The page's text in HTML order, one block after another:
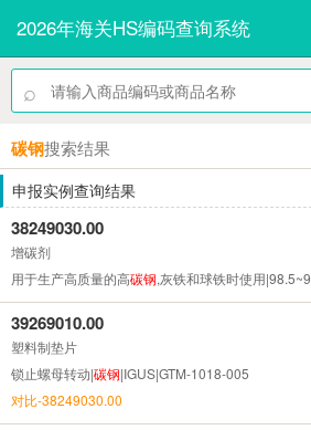
2026年海关HS编码查询系统
⌕
碳钢搜索结果
申报实例查询结果
38249030.00
增碳剂
用于生产高质量的高碳钢,灰铁和球铁时使用|98.5~9
39269010.00
塑料制垫片
锁止螺母转动|碳钢|IGUS|GTM-1018-005
对比-38249030.00